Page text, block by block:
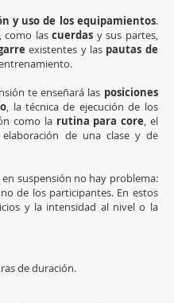
y uso de los equipamientos.
como lascuerdas y sus partes,
existentes y las pautas de
te enseñará las posiciones
, la técnica de ejecución de los
como la rutina para core, el
de una clase y de
suspensión no hay problema:
de los participantes. En estos
y la intensidad al nivel o la
de duración.